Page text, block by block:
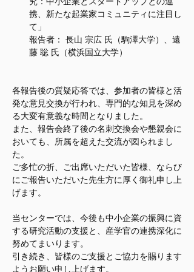
携、新たな起業家コミュニティに注目し
て」
報告者： 長山 宗広 氏（駒澤大学）、遠
藤 聡 氏（横浜国立大学）
各報告後の質疑応答では、参加者の皆様と活
発な意見交換が行われ、専門的な知見を深め
る大変有意義な時間となりました。
また、報告会終了後の名刺交換会や懇親会に
おいても、所属を超えた交流が図られまし
た。
ご多忙の折、ご出席いただいた皆様、ならび
にご報告いただいた先生方に厚く御礼申し上
げます。
当センターでは、今後も中小企業の振興に資
する研究活動の支援と、産学官の連携深化に
努めてまいります。
引き続き、皆様のご支援とご協力を賜ります
ようお願い申し上げます。